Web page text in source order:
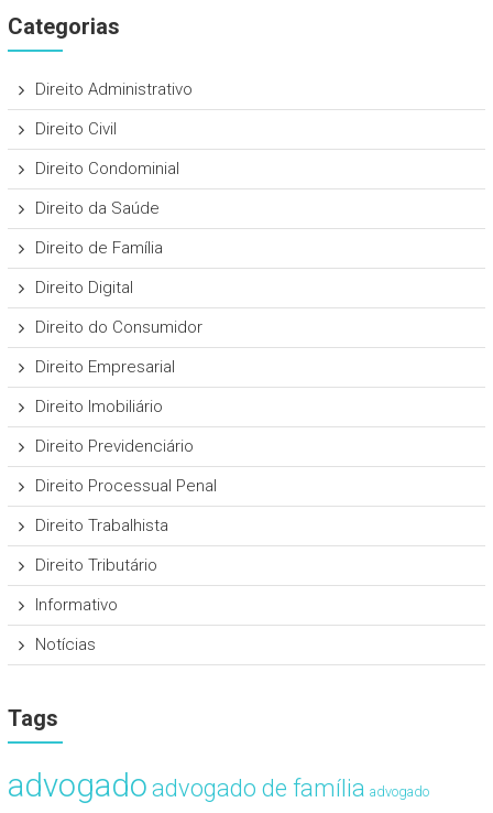
Categorias
Direito Administrativo
Direito Civil
Direito Condominial
Direito da Saúde
Direito de Família
Direito Digital
Direito do Consumidor
Direito Empresarial
Direito Imobiliário
Direito Previdenciário
Direito Processual Penal
Direito Trabalhista
Direito Tributário
Informativo
Notícias
Tags
advogado advogado de família advogado